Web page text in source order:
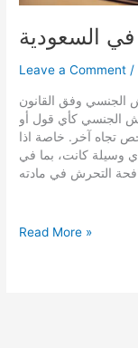
السعودية
Leave a Comment /
الجنسي وفق القانون
الجنسي كأي قول أو
تجاه آخر. خاصة اذا
وسيلة كانت، بما في
قضايا
Read More »